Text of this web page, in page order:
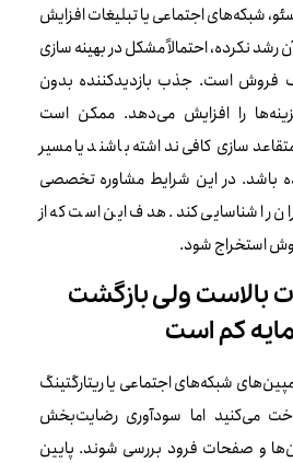
شبکه‌های اجتماعی یا تبلیغات افزایش
رشد نکرده، احتمالاً مشکل در بهینه سازی
فروش است. جذب بازدیدکننده بدون
را افزایش می‌دهد. ممکن است
کافی نداشته باشند یا مسیر
باشد. در این شرایط مشاوره تخصصی
را شناسایی کند. هدف این است که از
استخراج شود.
بالاست ولی بازگشت
کم است
شبکه‌های اجتماعی یا ریتارگتینگ
می‌کنید اما سودآوری رضایت‌بخش
و صفحات فرود بررسی شوند. پایین